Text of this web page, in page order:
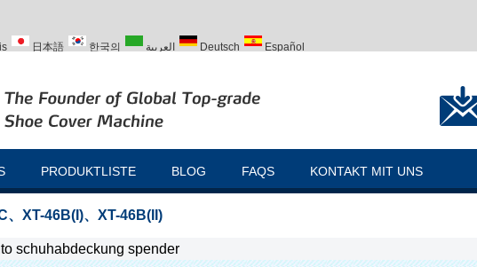
日本語 한국의 العربية Deutsch Español
PRODUKTLISTE BLOG FAQS KONTAKT MIT UNS
、 XT-46B(I)、 XT-46B(II)
schuhabdeckung spender